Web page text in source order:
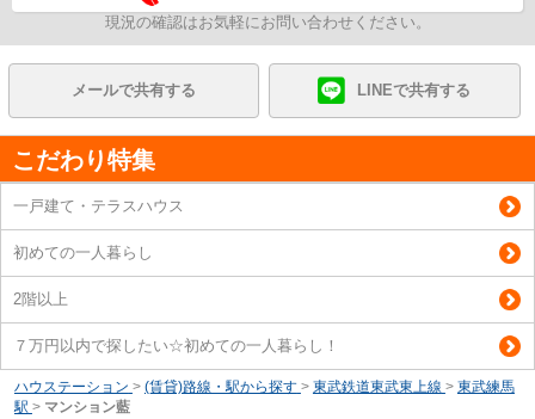
現況の確認はお気軽にお問い合わせください。
メールで共有する LINEで共有する
こだわり特集
一戸建て・テラスハウス
初めての一人暮らし
2階以上
７万円以内で探したい☆初めての一人暮らし！
ハウステーション > (賃貸)路線・駅から探す > 東武鉄道東武東上線 > 東武練馬
駅 > マンション藍